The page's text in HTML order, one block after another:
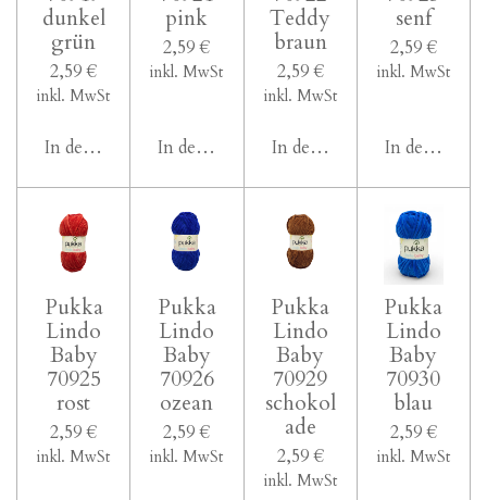
dunkel
grün
2,59 €
inkl. MwSt
In den Warenkorb
pink
2,59 €
inkl. MwSt
In den Warenkorb
Teddy
braun
2,59 €
inkl. MwSt
In den Warenkorb
senf
2,59 €
inkl. MwSt
In den
Pukka
Lindo
Baby
70925
rost
2,59 €
inkl. MwSt
Pukka
Lindo
Baby
70926
ozean
2,59 €
inkl. MwSt
Pukka
Lindo
Baby
70929
schokol
ade
2,59 €
inkl. MwSt
Pukka
Lindo
Baby
70930
blau
2,59 €
inkl. MwSt